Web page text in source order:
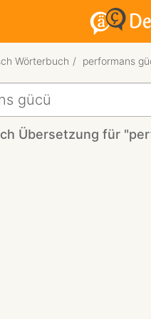
Wörterbuch performans
Übersetzung für